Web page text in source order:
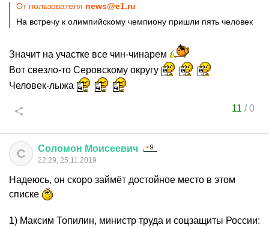
От пользователя news@e1.ru
На встречу к олимпийскому чемпиону пришли пять человек
Значит на участке все чин-чинарем
Вот свезло-то Серовскому округу
Человек-лыжа
11 /0
С Соломон Моисеевич
22:29, 25.11.2019
Надеюсь, он скоро займёт достойное место в этом
списке
1) Максим Топилин, министр труда и соцзащиты России: